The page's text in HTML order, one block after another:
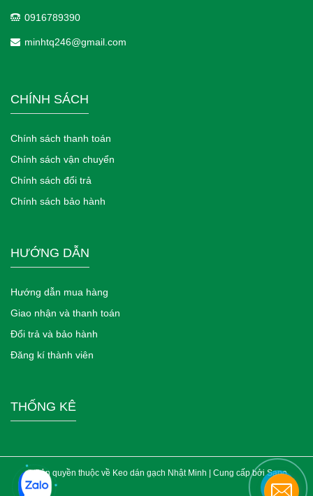
0916789390
minhtq246@gmail.com
CHÍNH SÁCH
Chính sách thanh toán
Chính sách vận chuyển
Chính sách đổi trả
Chính sách bảo hành
HƯỚNG DẪN
Hướng dẫn mua hàng
Giao nhận và thanh toán
Đổi trả và bảo hành
Đăng kí thành viên
THỐNG KÊ
© Bản quyền thuộc về Keo dán gạch Nhật Minh | Cung cấp bởiSapo